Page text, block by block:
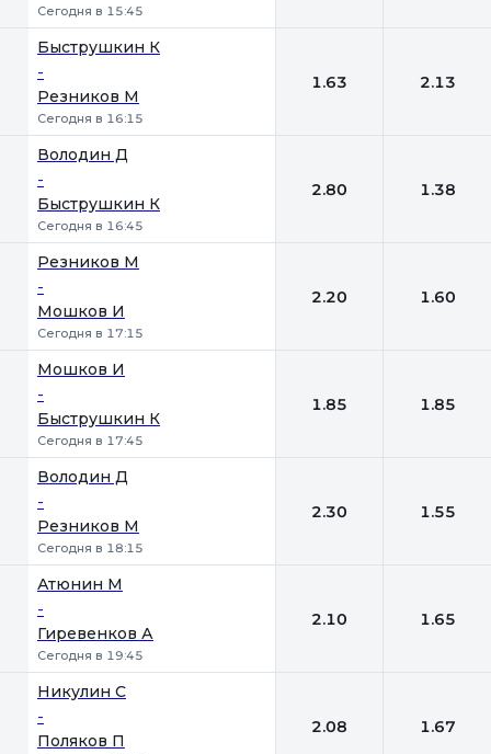
Сегодня в 15:45
Быструшкин К
-
Резников М
Сегодня в 16:15
1.63 2.13
Володин Д
-
Быструшкин К
Сегодня в 16:45
2.80 1.38
Резников М
-
Мошков И
Сегодня в 17:15
2.20 1.60
Мошков И
-
Быструшкин К
Сегодня в 17:45
1.85 1.85
Володин Д
-
Резников М
Сегодня в 18:15
2.30 1.55
Атюнин М
-
Гиревенков А
Сегодня в 19:45
2.10 1.65
Никулин С
-
Поляков П
2.08 1.67